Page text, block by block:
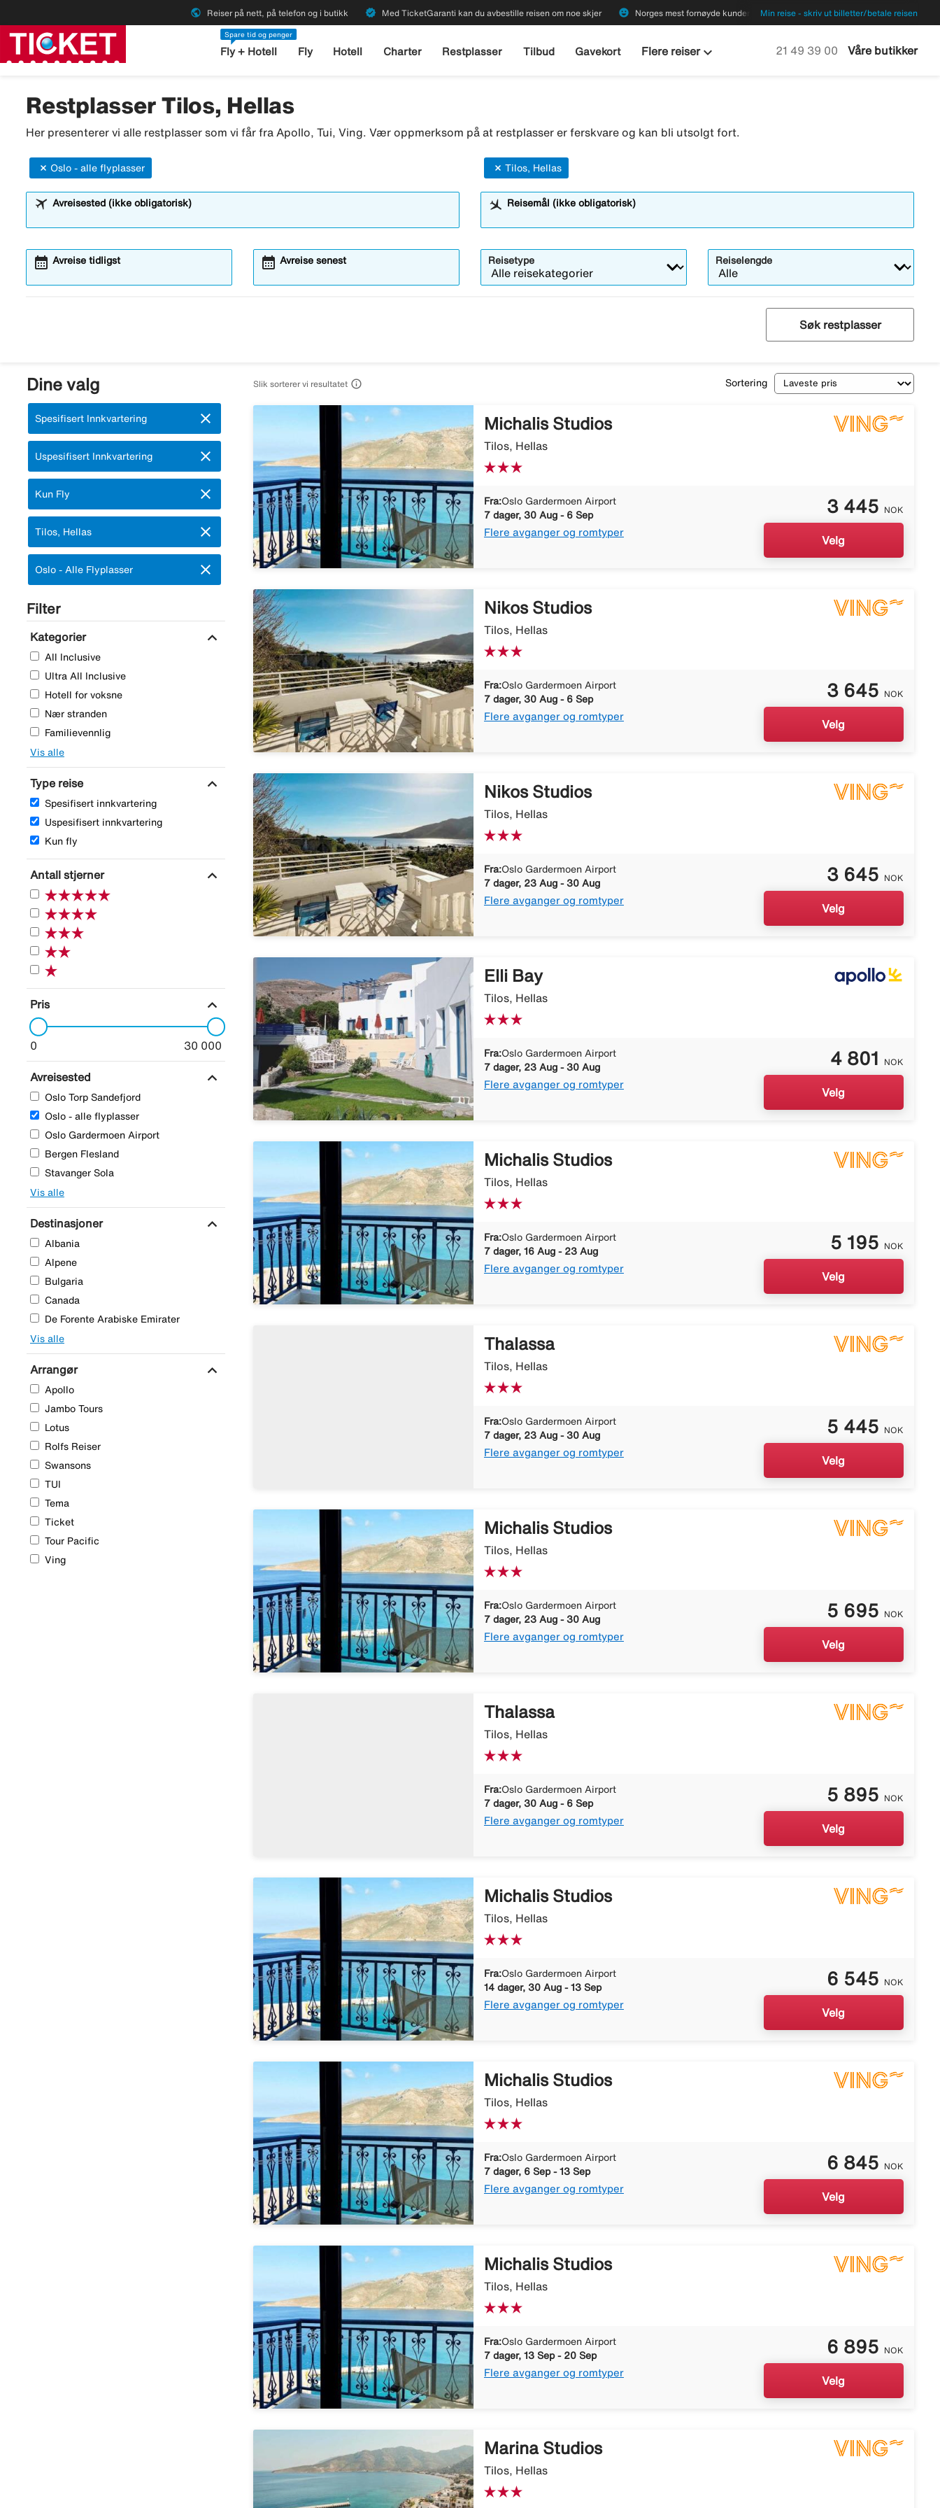
public Reiser på nett, på telefon og i butikk verified Med TicketGaranti kan du avbestille reisen om noe skjer emoji_emotions Norges mest fornøyde kunder Min reise - skriv ut billetter/betale reisen
Spare tid og penger
Fly + Hotell Fly Hotell Charter Restplasser Tilbud Gavekort Flere reiserkeyboard_arrow_down Ring oss på
21 49 39 00 Våre butikker
Restplasser Tilos, Hellas
Her presenterer vi alle restplasser som vi får fra Apollo, Tui, Ving. Vær oppmerksom på at restplasser er ferskvare og kan bli utsolgt fort.
Avreisested (ikke obligatorisk)
Oslo - alle flyplasser
Reisemål (ikke obligatorisk)
Tilos, Hellas
Avreise tidligst
calendar_month Avreise senest
calendar_month Reisetype Reiselengde
Søk restplasser
Dine valg
Fjern:
Spesifisert Innkvartering close
Fjern:
Uspesifisert Innkvartering close
Fjern:
Kun Fly close
Fjern:
Tilos, Hellas close
Fjern:
Oslo - Alle Flyplasser close
Filter
Kategorier expand_more
All Inclusive
Ultra All Inclusive
Hotell for voksne
Nær stranden
Familievennlig
Vis alle
Type reise expand_more
Spesifisert innkvartering
Uspesifisert innkvartering
Kun fly
Antall stjerner expand_more
Pris expand_more
0 30 000
Avreisested expand_more
Oslo Torp Sandefjord
Oslo - alle flyplasser
Oslo Gardermoen Airport
Bergen Flesland
Stavanger Sola
Vis alle
Destinasjoner expand_more
Albania
Alpene
Bulgaria
Canada
De Forente Arabiske Emirater
Vis alle
Arrangør expand_more
Apollo
Jambo Tours
Lotus
Rolfs Reiser
Swansons
TUI
Tema
Ticket
Tour Pacific
Ving
Slik sorterer vi resultatet  Sortering
Michalis Studios
Tilos, Hellas
Fra:Oslo Gardermoen Airport
7 dager, 30 Aug - 6 Sep
Flere avganger og romtyper
3 445 NOK
Velg
Nikos Studios
Tilos, Hellas
Fra:Oslo Gardermoen Airport
7 dager, 30 Aug - 6 Sep
Flere avganger og romtyper
3 645 NOK
Velg
Nikos Studios
Tilos, Hellas
Fra:Oslo Gardermoen Airport
7 dager, 23 Aug - 30 Aug
Flere avganger og romtyper
3 645 NOK
Velg
Elli Bay
Tilos, Hellas
Fra:Oslo Gardermoen Airport
7 dager, 23 Aug - 30 Aug
Flere avganger og romtyper
4 801 NOK
Velg
Michalis Studios
Tilos, Hellas
Fra:Oslo Gardermoen Airport
7 dager, 16 Aug - 23 Aug
Flere avganger og romtyper
5 195 NOK
Velg
Thalassa
Tilos, Hellas
Fra:Oslo Gardermoen Airport
7 dager, 23 Aug - 30 Aug
Flere avganger og romtyper
5 445 NOK
Velg
Michalis Studios
Tilos, Hellas
Fra:Oslo Gardermoen Airport
7 dager, 23 Aug - 30 Aug
Flere avganger og romtyper
5 695 NOK
Velg
Thalassa
Tilos, Hellas
Fra:Oslo Gardermoen Airport
7 dager, 30 Aug - 6 Sep
Flere avganger og romtyper
5 895 NOK
Velg
Michalis Studios
Tilos, Hellas
Fra:Oslo Gardermoen Airport
14 dager, 30 Aug - 13 Sep
Flere avganger og romtyper
6 545 NOK
Velg
Michalis Studios
Tilos, Hellas
Fra:Oslo Gardermoen Airport
7 dager, 6 Sep - 13 Sep
Flere avganger og romtyper
6 845 NOK
Velg
Michalis Studios
Tilos, Hellas
Fra:Oslo Gardermoen Airport
7 dager, 13 Sep - 20 Sep
Flere avganger og romtyper
6 895 NOK
Velg
Marina Studios
Tilos, Hellas